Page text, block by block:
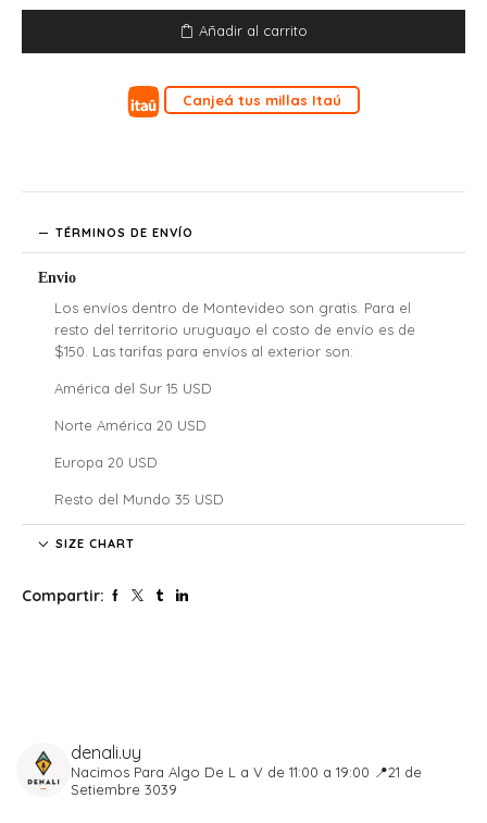
Añadir al carrito
Canjeá tus millas Itaú
TÉRMINOS DE ENVÍO
Envio
Los envíos dentro de Montevideo son gratis. Para el
resto del territorio uruguayo el costo de envío es de
$150. Las tarifas para envíos al exterior son:
América del Sur 15 USD
Norte América 20 USD
Europa 20 USD
Resto del Mundo 35 USD
Denali no se hace responsable por las regulaciones
responsables por los costos y atrasos que estos puedan
Tené en cuenta que cada pedido solo puede ser
entregado en un solo lugar y, una vez despachado, el
pedido no podrá ser redireccionado.
SIZE CHART
Compartir:
denali.uy
Nacimos Para Algo De L a V de 11:00 a 19:00 📍21 de
Setiembre 3039